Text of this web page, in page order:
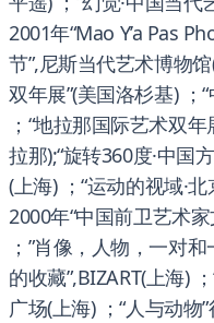
2001年“Mao Y’a Pas
节”,尼斯当代艺术博物
双年展”(美国洛杉基) ；
；“地拉那国际艺术双
拉那);“旋转360度·中国
(上海) ；“运动的视域·
2000年“中国前卫艺术
；”肖像，人物，一对
的收藏”,BIZART(上海)
广场(上海) ；“人与动物